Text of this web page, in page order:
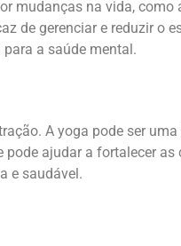
mudanças na vida, como
de gerenciar e reduzir o
a saúde mental.
A yoga pode ser
ajudar a fortalecer as
e saudável.